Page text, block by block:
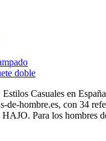
doble
Casuales en
de-hombre.es, con 34
Para los hombres